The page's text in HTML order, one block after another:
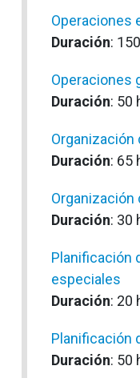
Operaciones
Duración:
Operaciones
Duración: 50
Duración: 65
Organización
Duración: 30
Planificación
especiales
Duración: 20
Planificación
Duración: 50